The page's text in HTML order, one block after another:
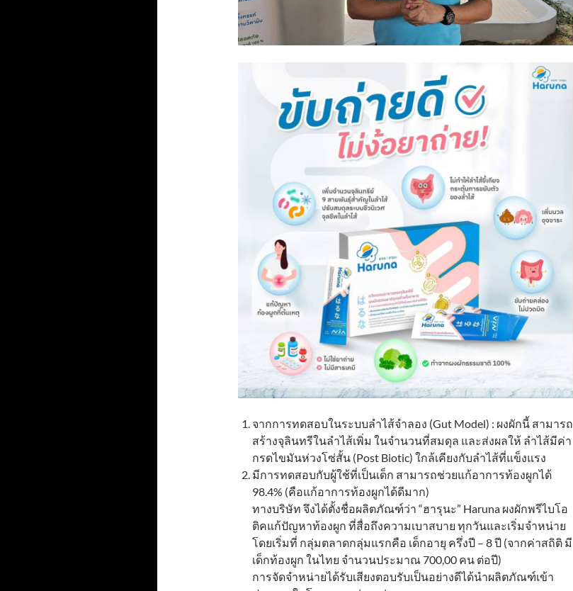
จากการทดสอบในระบบลำไส้จำลอง (Gut Model) : ผงผักนี้ สามารถ
สร้างจุลินทรีในลำไส้เพิ่ม ในจำนวนที่สมดุล และส่งผลให้ ลำไส้มีค่า
กรดไขมันห่วงโซ่สั้น (Post Biotic) ใกล้เคียงกับลำไส้ที่แข็งแรง
มีการทดสอบกับผู้ใช้ที่เป็นเด็ก สามารถช่วยแก้อาการท้องผูกได้
98.4% (คือแก้อาการท้องผูกได้ดีมาก)
ทางบริษัท จึงได้ตั้งชื่อผลิตภัณฑ์ว่า “ฮารุนะ” Haruna ผงผักพรีไบโอ
ติคแก้ปัญหาท้องผูก ที่สื่อถึงความเบาสบาย ทุกวันและเริ่มจำหน่าย
โดยเริ่มที่ กลุ่มตลาดกลุ่มแรกคือ เด็กอายุ ครึ่งปี – 8 ปี (จากค่าสถิติ มี
เด็กท้องผูก ในไทย จำนวนประมาณ 700,00 คน ต่อปี)
การจัดจำหน่ายได้รับเสียงตอบรับเป็นอย่างดีได้นำผลิตภัณฑ์เข้า